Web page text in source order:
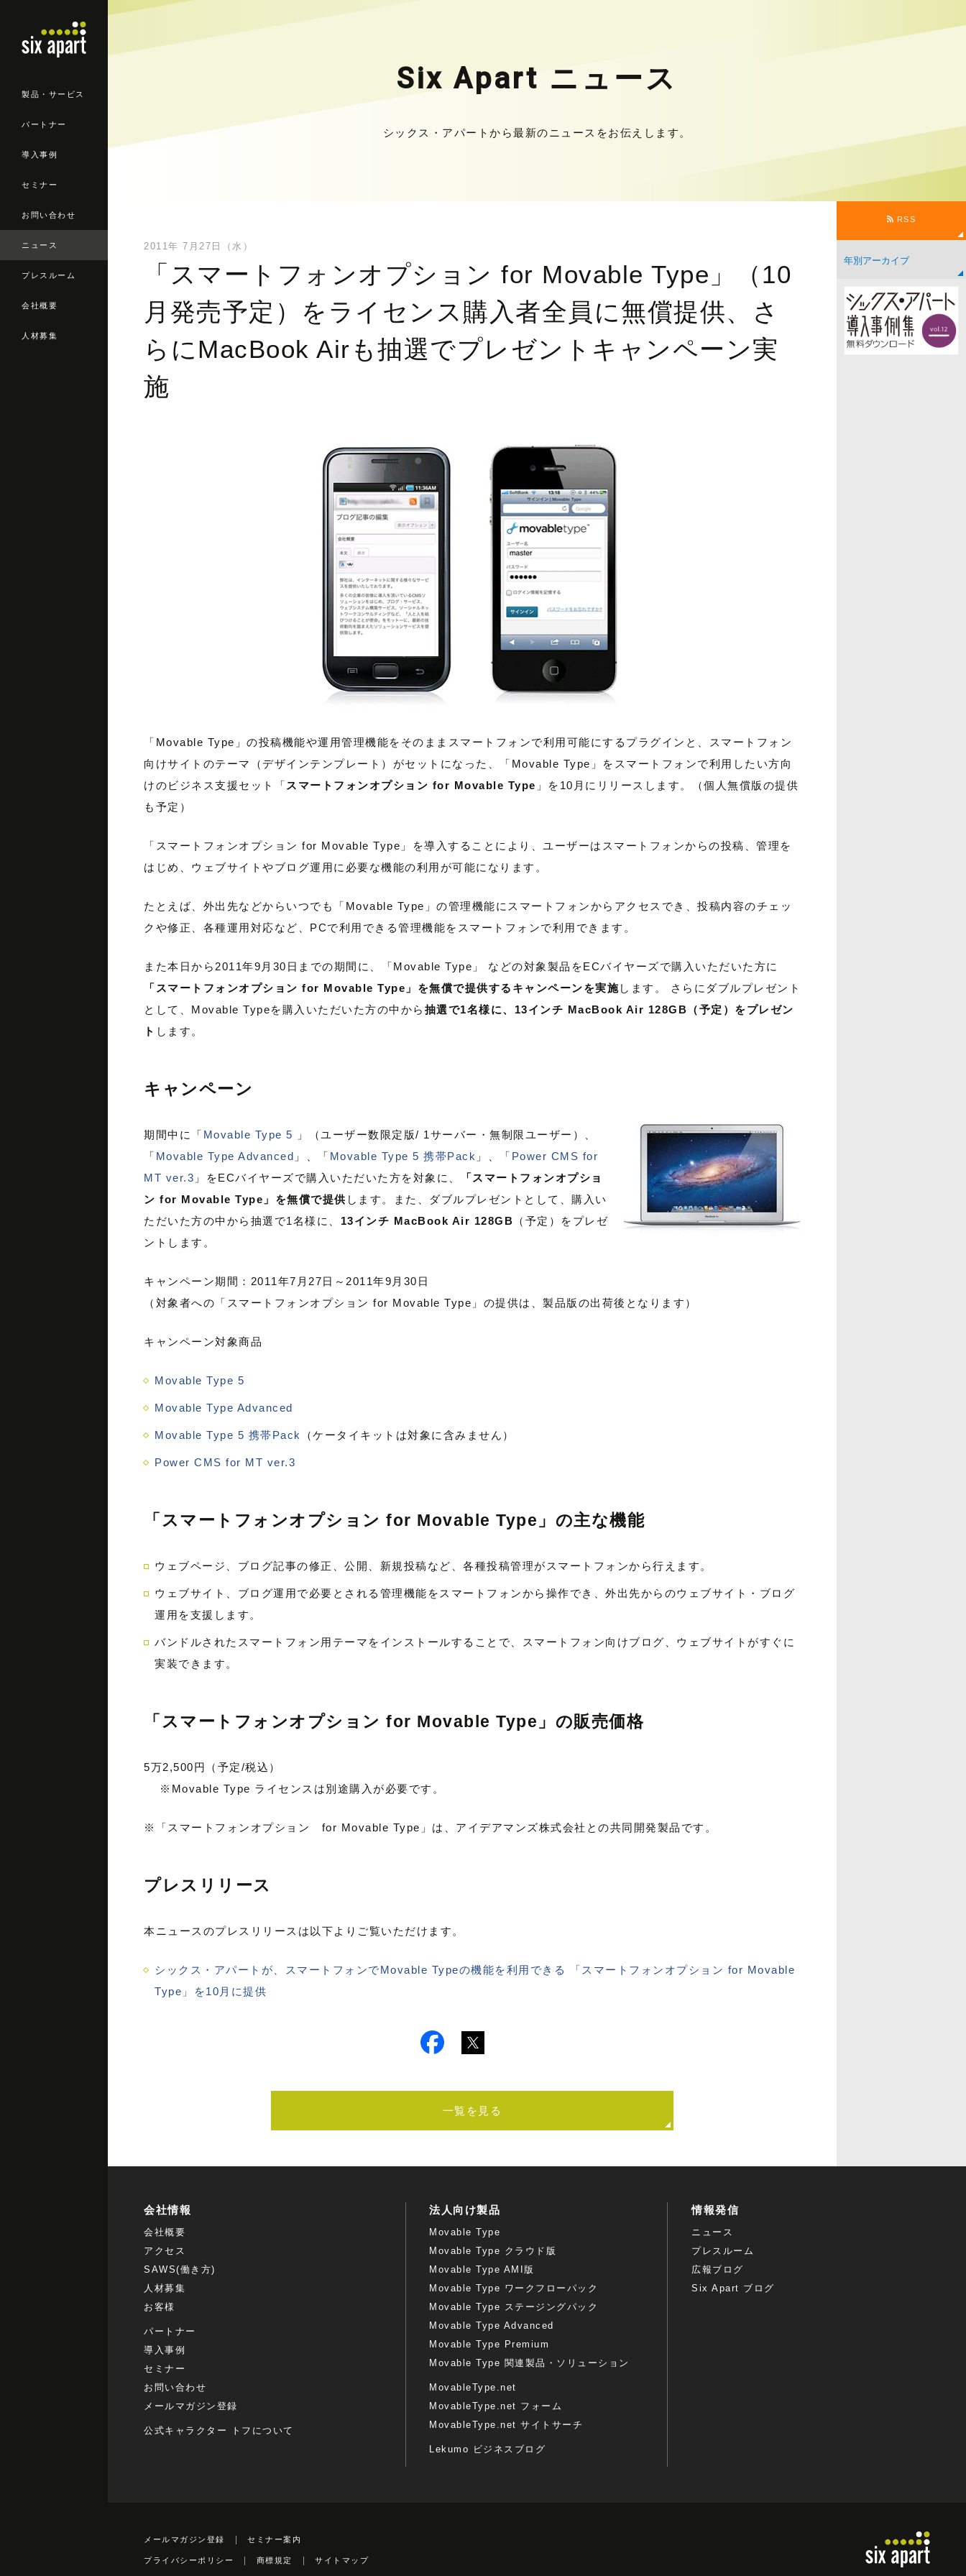
製品・サービス
パートナー
導入事例
セミナー
お問い合わせ
ニュース
プレスルーム
会社概要
人材募集
Six Apart ニュース
シックス・アパートから最新のニュースをお伝えします。
2011年 7月27日（水）
「スマートフォンオプション for Movable Type」（10
月発売予定）をライセンス購入者全員に無償提供、さ
らにMacBook Airも抽選でプレゼントキャンペーン実
施
「Movable Type」の投稿機能や運用管理機能をそのままスマートフォンで利用可能にするプラグインと、スマートフォン
向けサイトのテーマ（デザインテンプレート）がセットになった、「Movable Type」をスマートフォンで利用したい方向
けのビジネス支援セット「 スマートフォンオプション for Movable Type 」を10月にリリースします。（個人無償版の提供
も予定）
「スマートフォンオプション for Movable Type」を導入することにより、ユーザーはスマートフォンからの投稿、管理を
はじめ、ウェブサイトやブログ運用に必要な機能の利用が可能になります。
たとえば、外出先などからいつでも「Movable Type」の管理機能にスマートフォンからアクセスでき、投稿内容のチェッ
クや修正、各種運用対応など、PCで利用できる管理機能をスマートフォンで利用できます。
また本日から2011年9月30日までの期間に、「Movable Type」 などの対象製品をECバイヤーズで購入いただいた方に
「スマートフォンオプション for Movable Type」を無償で提供するキャンペーンを実施します。 さらにダブルプレゼント
として、Movable Typeを購入いただいた方の中から 抽選で1名様に、13インチ MacBook Air 128GB（予定）をプレゼン
ト します。
キャンペーン
期間中に「 Movable Type 5
」（ユーザー数限定版/ 1サーバー・無制限ユーザー）、
「 Movable Type Advanced 」、「 Movable Type 5 携帯Pack 」、「 Power CMS for
MT ver.3 」をECバイヤーズで購入いただいた方を対象に、
「スマートフォンオプショ
ン for Movable Type」を無償で提供 します。また、ダブルプレゼントとして、購入い
ただいた方の中から抽選で1名様に、 13インチ MacBook Air 128GB （予定）をプレゼ
ントします。
キャンペーン期間：2011年7月27日～2011年9月30日
（対象者への「スマートフォンオプション for Movable Type」の提供は、製品版の出荷後となります）
キャンペーン対象商品
Movable Type 5
Movable Type Advanced
Movable Type 5 携帯Pack （ケータイキットは対象に含みません）
Power CMS for MT ver.3
「スマートフォンオプション for Movable Type」の主な機能
ウェブページ、ブログ記事の修正、公開、新規投稿など、各種投稿管理がスマートフォンから行えます。
ウェブサイト、ブログ運用で必要とされる管理機能をスマートフォンから操作でき、外出先からのウェブサイト・ブログ
運用を支援します。
バンドルされたスマートフォン用テーマをインストールすることで、スマートフォン向けブログ、ウェブサイトがすぐに
実装できます。
「スマートフォンオプション for Movable Type」の販売価格
5万2,500円（予定/税込）
※Movable Type ライセンスは別途購入が必要です。
※「スマートフォンオプション for Movable Type」は、アイデアマンズ株式会社との共同開発製品です。
プレスリリース
本ニュースのプレスリリースは以下よりご覧いただけます。
シックス・アパートが、スマートフォンでMovable Typeの機能を利用できる 「スマートフォンオプション for Movable
Type」を10月に提供
一覧を見る
RSS
会社情報
会社概要
アクセス
SAWS(働き方)
人材募集
お客様
パートナー
導入事例
セミナー
お問い合わせ
メールマガジン登録
公式キャラクター トフについて
法人向け製品
Movable Type
Movable Type クラウド版
Movable Type AMI版
Movable Type ワークフローパック
Movable Type ステージングパック
Movable Type Advanced
Movable Type Premium
Movable Type 関連製品・ソリューション
MovableType.net
MovableType.net フォーム
MovableType.net サイトサーチ
Lekumo ビジネスブログ
情報発信
ニュース
プレスルーム
広報ブログ
Six Apart ブログ
メールマガジン登録 セミナー案内
プライバシーポリシー 商標規定 サイトマップ